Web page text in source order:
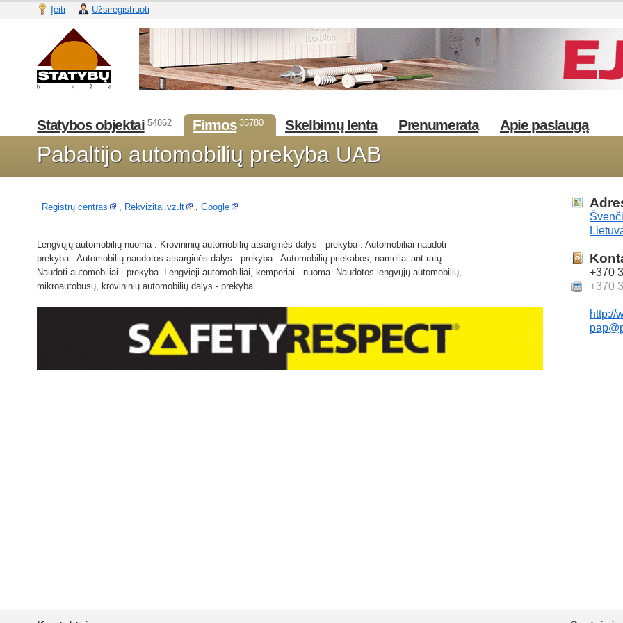
Įeiti Užsiregistruoti
Statybos objektai 54862 Firmos 35780 Skelbimų lenta Prenumerata Apie paslaugą
Pabaltijo automobilių prekyba UAB
Registrų centras , Rekvizitai.vz.lt , Google
Lengvųjų automobilių nuoma . Krovininių automobilių atsarginės dalys - prekyba . Automobiliai naudoti -
prekyba . Automobilių naudotos atsarginės dalys - prekyba . Automobilių priekabos, nameliai ant ratų
Naudoti automobiliai - prekyba. Lengvieji automobiliai, kemperiai - nuoma. Naudotos lengvųjų automobilių,
mikroautobusų, krovininių automobilių dalys - prekyba.
+370
+370
http://